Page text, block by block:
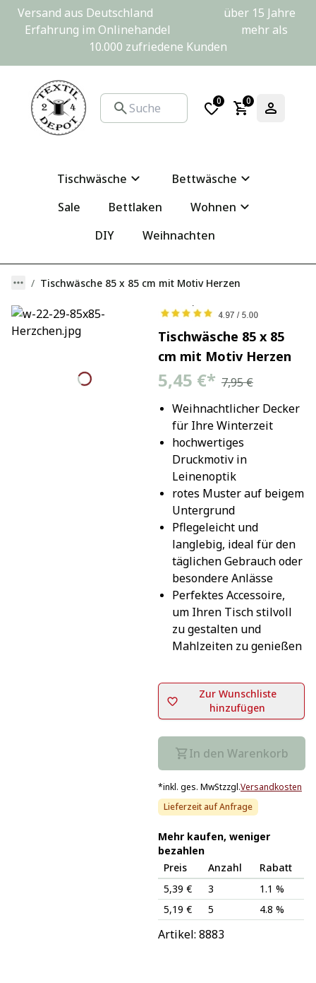
Versand aus Deutschland                         über 15 Jahre
Erfahrung im Onlinehandel                         mehr als
10.000 zufriedene Kunden
0 0
Tischwäsche
Bettwäsche
Sale
Bettlaken
Wohnen
DIY
Weihnachten
Tischwäsche 85 x 85 cm mit Motiv Herzen
Tischwäsche 85 x 85
cm mit Motiv Herzen
5,45 €* 7,95 €
Weihnachtlicher Decker
für Ihre Winterzeit
hochwertiges
Druckmotiv in
Leinenoptik
rotes Muster auf beigem
Untergrund
Pflegeleicht und
langlebig, ideal für den
täglichen Gebrauch oder
besondere Anlässe
Perfektes Accessoire,
um Ihren Tisch stilvoll
zu gestalten und
Mahlzeiten zu genießen
Zur Wunschliste
hinzufügen
In den Warenkorb
*inkl. ges. MwStzzgl.Versandkosten
Lieferzeit auf Anfrage
Mehr kaufen, weniger
bezahlen
Preis
Anzahl
Rabatt
5,39 €
3
1.1 %
5,19 €
5 4.8 %
Artikel: 8883